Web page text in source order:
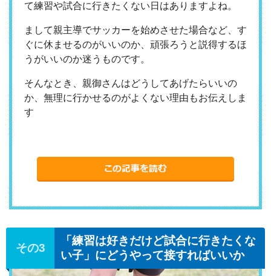
て練習や試合に行きたくない日はありますよね。
まして親主導でサッカーを始めさせた場合など、す
ぐに休ませるのがいいのか、頑張ろうと説得するほ
うがいいのか迷うものです。
そんなとき、親御さんはどうしてあげたらいいの
か、無理に行かせるのがよくない理由もお伝えしま
す
「練習は好きだけど試合に行きたくな
い子」にどうやって接すればいいか